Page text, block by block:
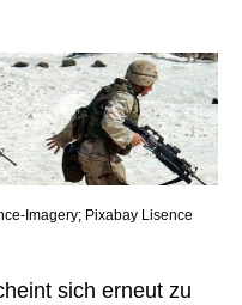
Imagery; Pixabay Lisence
sich erneut zu